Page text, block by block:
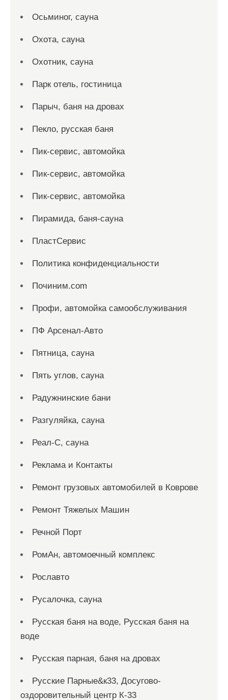
Осьминог, сауна
Охота, сауна
Охотник, сауна
Парк отель, гостиница
Парыч, баня на дровах
Пекло, русская баня
Пик-сервис, автомойка
Пик-сервис, автомойка
Пик-сервис, автомойка
Пирамида, баня-сауна
ПластСервис
Политика конфиденциальности
Починим.com
Профи, автомойка самообслуживания
ПФ Арсенал-Авто
Пятница, сауна
Пять углов, сауна
Радужнинские бани
Разгуляйка, сауна
Реал-С, сауна
Реклама и Контакты
Ремонт грузовых автомобилей в Коврове
Ремонт Тяжелых Машин
Речной Порт
РомАн, автомоечный комплекс
Рославто
Русалочка, сауна
Русская баня на воде, Русская баня на
воде
Русская парная, баня на дровах
Русские Парные&к33, Досугово-
оздоровительный центр К-33